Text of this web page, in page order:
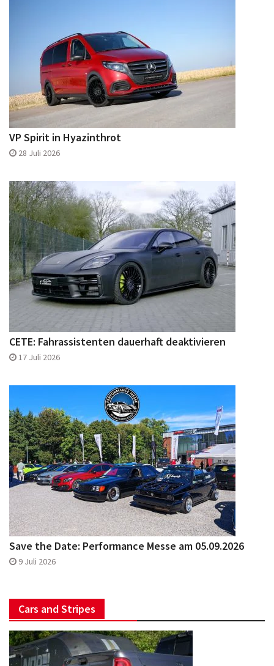
VP Spirit in Hyazinthrot
28 Juli 2026
CETE: Fahrassistenten dauerhaft deaktivieren
17 Juli 2026
Save the Date: Performance Messe am 05.09.2026
9 Juli 2026
Cars and Stripes